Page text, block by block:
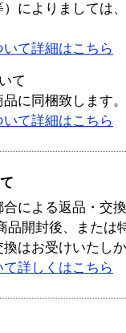
）によりましては
て詳細はこちら
て
品に同梱致します。
て詳細はこちら
合による返品・交
品開封後、または
はお受けいたし
詳しくはこちら